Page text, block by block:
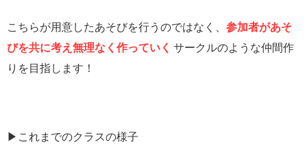
こちらが用意したあそびを行うのではなく、 参加者があそ
びを共に考え無理なく作っていく サークルのような仲間作
りを目指します！
▶︎これまでのクラスの様子